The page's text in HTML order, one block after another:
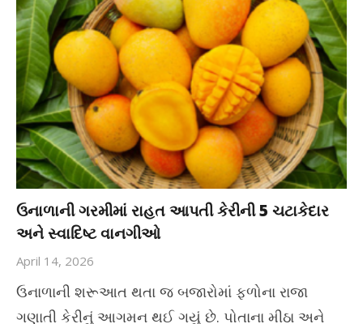
ઉનાળાની ગરમીમાં રાહત આપતી કેરીની 5 ચટાકેદાર
અને સ્વાદિષ્ટ વાનગીઓ
April 14, 2026
ઉનાળાની શરૂઆત થતા જ બજારોમાં ફળોના રાજા
ગણાતી કેરીનું આગમન થઈ ગયું છે. પોતાના મીઠા અને